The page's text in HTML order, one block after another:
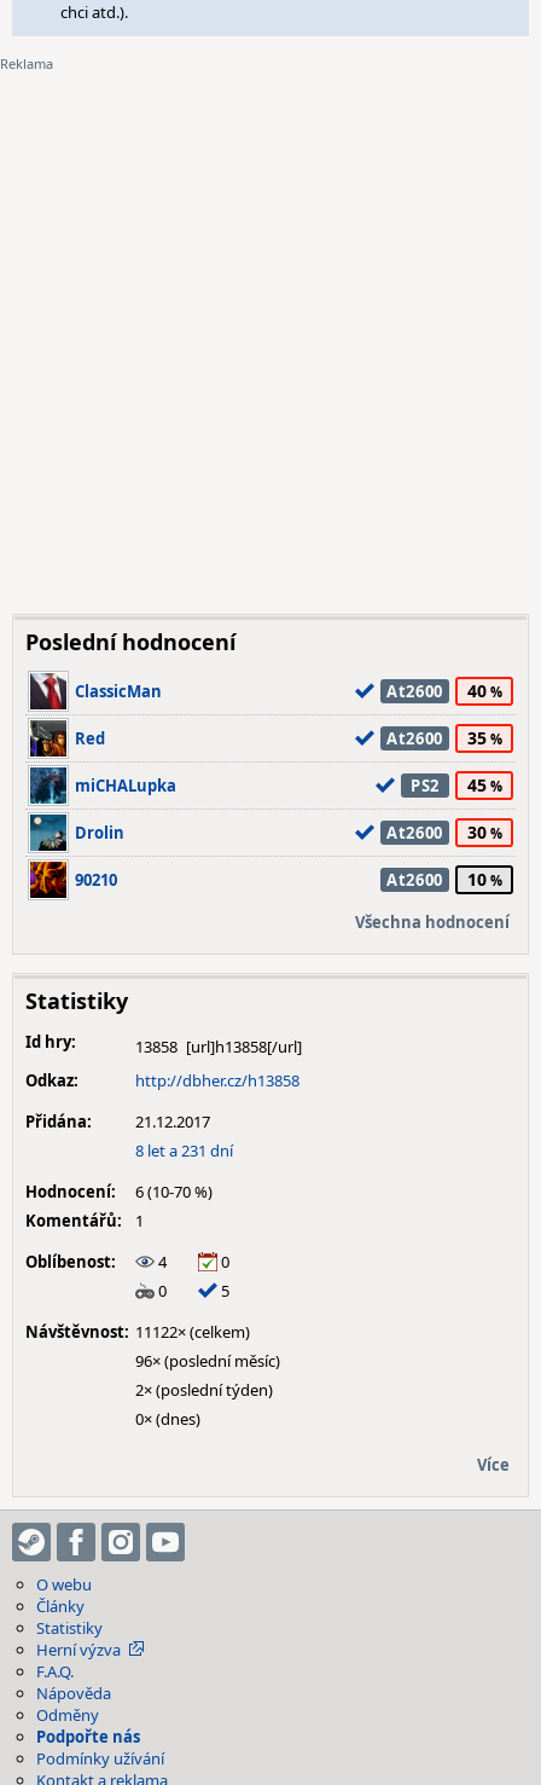
chci atd.).
Poslední hodnocení
ClassicMan At2600 40
Red At2600 35
miCHALupka PS2 45
Drolin At2600 30
90210 At2600 10
Všechna hodnocení
Statistiky
Id hry:
13858
Odkaz:
http://dbher.cz/h13858
Přidána:
21.12.2017
8 let a 231 dní
Hodnocení:
6 (10-70 %)
Komentářů:
1
Oblíbenost:
4
0
0
5
Návštěvnost: 11122× (celkem)
96× (poslední měsíc)
2× (poslední týden)
0× (dnes)
Více
O webu
Články
Statistiky
Herní výzva
F.A.Q.
Nápověda
Odměny
Podpořte nás
Podmínky užívání
Kontakt a reklama